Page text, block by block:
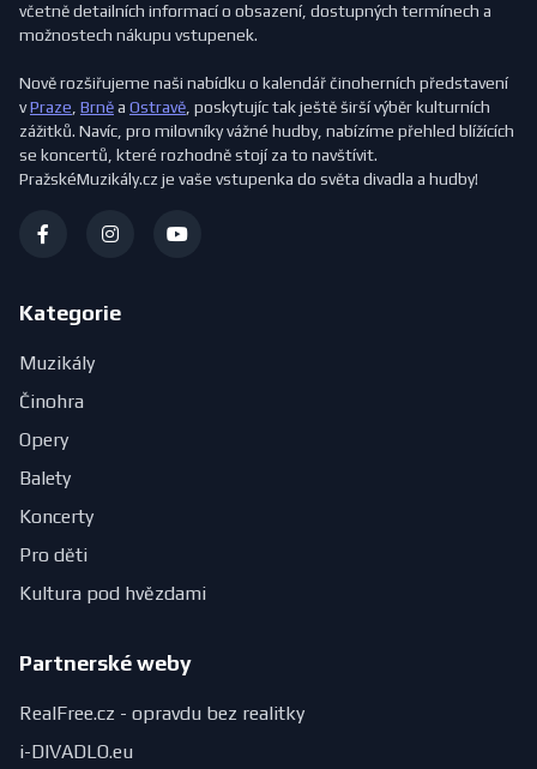
včetně detailních informací o obsazení, dostupných termínech a
možnostech nákupu vstupenek.
Nově rozšiřujeme naši nabídku o kalendář činoherních představení
vPraze, Brněa Ostravě, poskytujíc tak ještě širší výběr kulturních
zážitků. Navíc, pro milovníky vážné hudby, nabízíme přehled blížících
se koncertů, které rozhodně stojí za to navštívit.
PražskéMuzikály.cz je vaše vstupenka do světa divadla a hudby!
Kategorie
Muzikály
Činohra
Opery
Balety
Koncerty
Pro děti
Kultura pod hvězdami
Partnerské weby
RealFree.cz - opravdu bez realitky
i-DIVADLO.eu